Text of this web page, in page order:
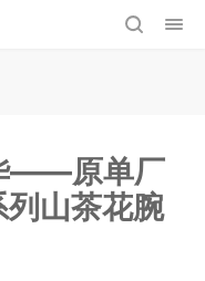
——原单厂
列山茶花腕